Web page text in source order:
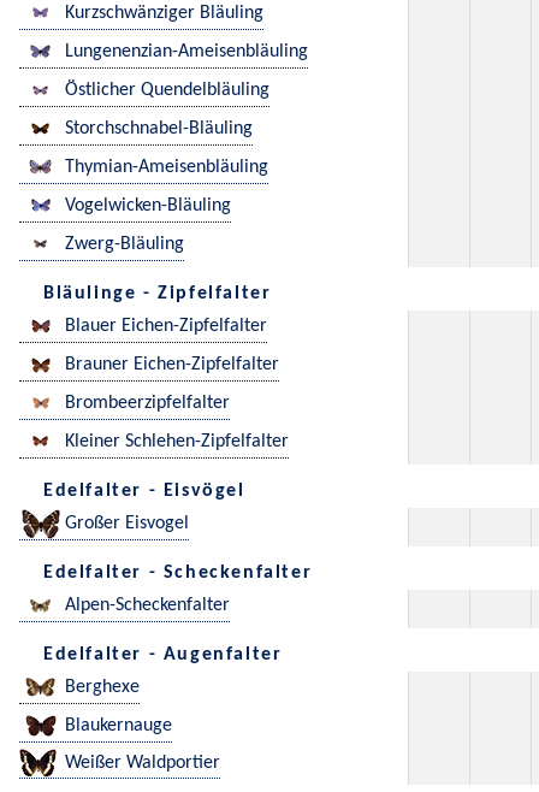
Kurzschwänziger Bläuling
Lungenenzian-Ameisenbläuling
Östlicher Quendelbläuling
Storchschnabel-Bläuling
Thymian-Ameisenbläuling
Vogelwicken-Bläuling
Zwerg-Bläuling
Bläulinge - Zipfelfalter
Blauer Eichen-Zipfelfalter
Brauner Eichen-Zipfelfalter
Brombeerzipfelfalter
Kleiner Schlehen-Zipfelfalter
Edelfalter - Eisvögel
Großer Eisvogel
Edelfalter - Scheckenfalter
Alpen-Scheckenfalter
Edelfalter - Augenfalter
Berghexe
Blaukernauge
Weißer Waldportier